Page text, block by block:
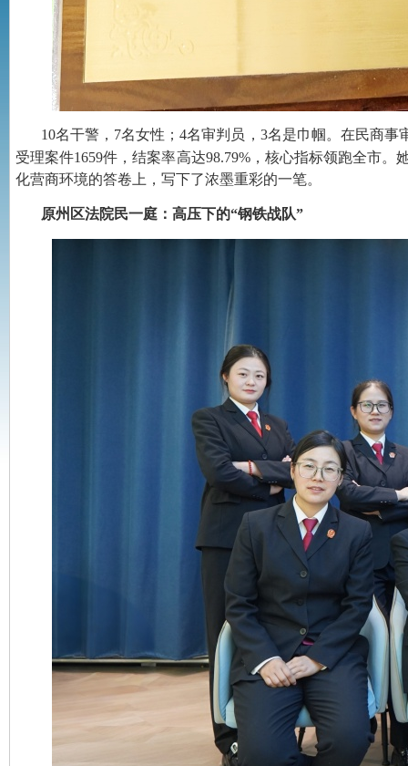
10名干警，7名女性；4名审判员，3名是巾帼。在民商
受理案件1659件，结案率高达98.79%，核心指标领跑全市
化营商环境的答卷上，写下了浓墨重彩的一笔。
原州区法院民一庭：高压下的“钢铁战队”